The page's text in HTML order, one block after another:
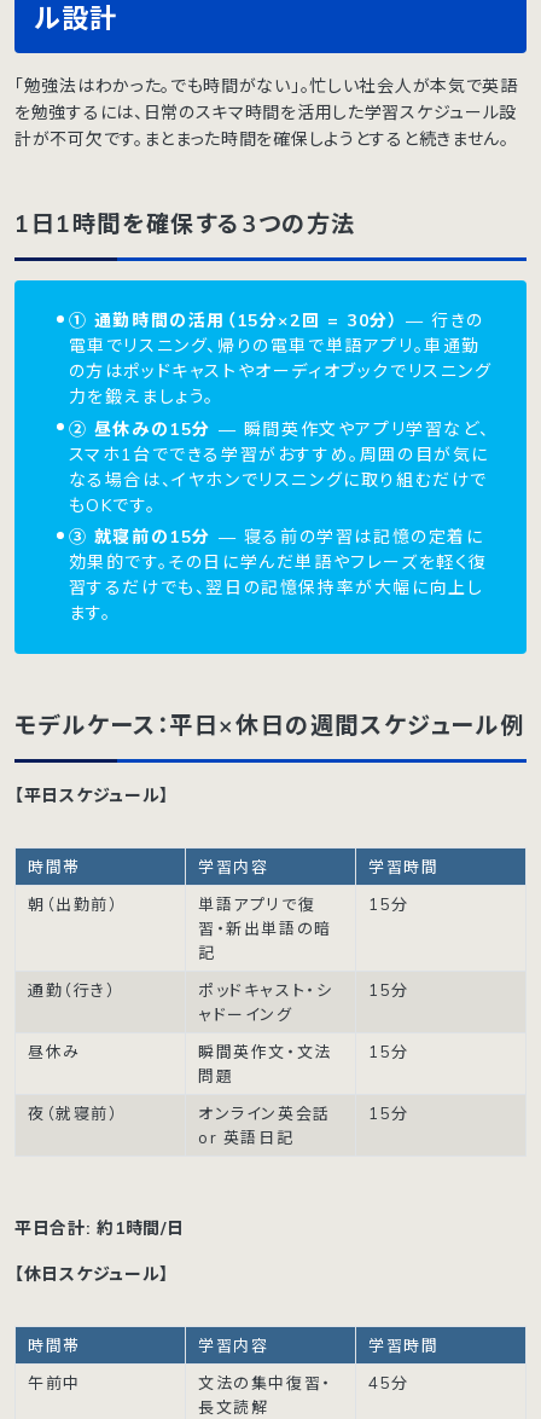
ル設計
「勉強法はわかった。でも時間がない」。忙しい社会人が本気で英語
を勉強するには、日常のスキマ時間を活用した学習スケジュール設
計が不可欠です。まとまった時間を確保しようとすると続きません。
1日1時間を確保する3つの方法
① 通勤時間の活用（15分×2回 = 30分） — 行きの
電車でリスニング、帰りの電車で単語アプリ。車通勤
の方はポッドキャストやオーディオブックでリスニング
力を鍛えましょう。
② 昼休みの15分 — 瞬間英作文やアプリ学習など、
スマホ1台でできる学習がおすすめ。周囲の目が気に
なる場合は、イヤホンでリスニングに取り組むだけで
もOKです。
③ 就寝前の15分 — 寝る前の学習は記憶の定着に
効果的です。その日に学んだ単語やフレーズを軽く復
習するだけでも、翌日の記憶保持率が大幅に向上し
ます。
モデルケース：平日×休日の週間スケジュール例
【平日スケジュール】
時間帯 学習内容
学習時間
朝（出勤前）
単語アプリで復
習・新出単語の暗
記
15分
通勤（行き）
ポッドキャスト・シ
ャドーイング
15分
昼休み
瞬間英作文・文法
問題
15分
夜（就寝前）
オンライン英会話
or 英語日記
15分
平日合計: 約1時間/日
【休日スケジュール】
時間帯 学習内容
学習時間
午前中
文法の集中復習・
長文読解
45分